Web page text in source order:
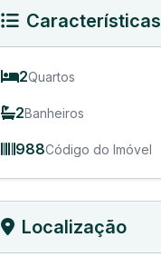
Características
2Quartos
2Banheiros
988Código do Imóvel
Localização